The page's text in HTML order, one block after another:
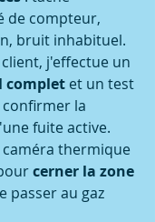
de compteur,
bruit inhabituel.
j'effectue un
complet et un test
la
fuite active.
caméra thermique
cerner la zone
passer au gaz